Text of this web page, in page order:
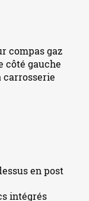
compas gaz
côté gauche
carrosserie
en post
intégrés